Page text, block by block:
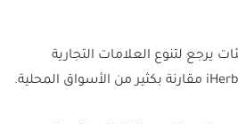
يرجع لتنوع العلامات التجارية